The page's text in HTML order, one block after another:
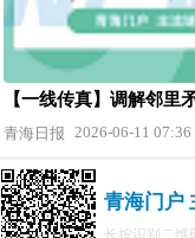
回法庭”让矛盾止于乡野
“稳压器”正式投运
课堂” 西宁城中区两大特
行政复议体制改革
解邻里矛盾 守护万家平安
省就业渠道
【一线传真】调解邻里
青海日报 2026-06-11 07:36
青海门户
长按识别二维